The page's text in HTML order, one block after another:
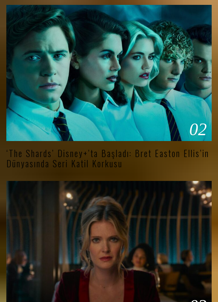
02
‘The Shards’ Disney+’ta Başladı: Bret Easton Ellis’in
Dünyasında Seri Katil Korkusu